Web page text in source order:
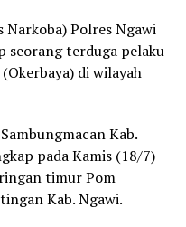
Narkoba) Polres Ngawi
seorang terduga pelaku
di wilayah
Kab.
pada Kamis (18/7)
timur Pom
Kab. Ngawi.